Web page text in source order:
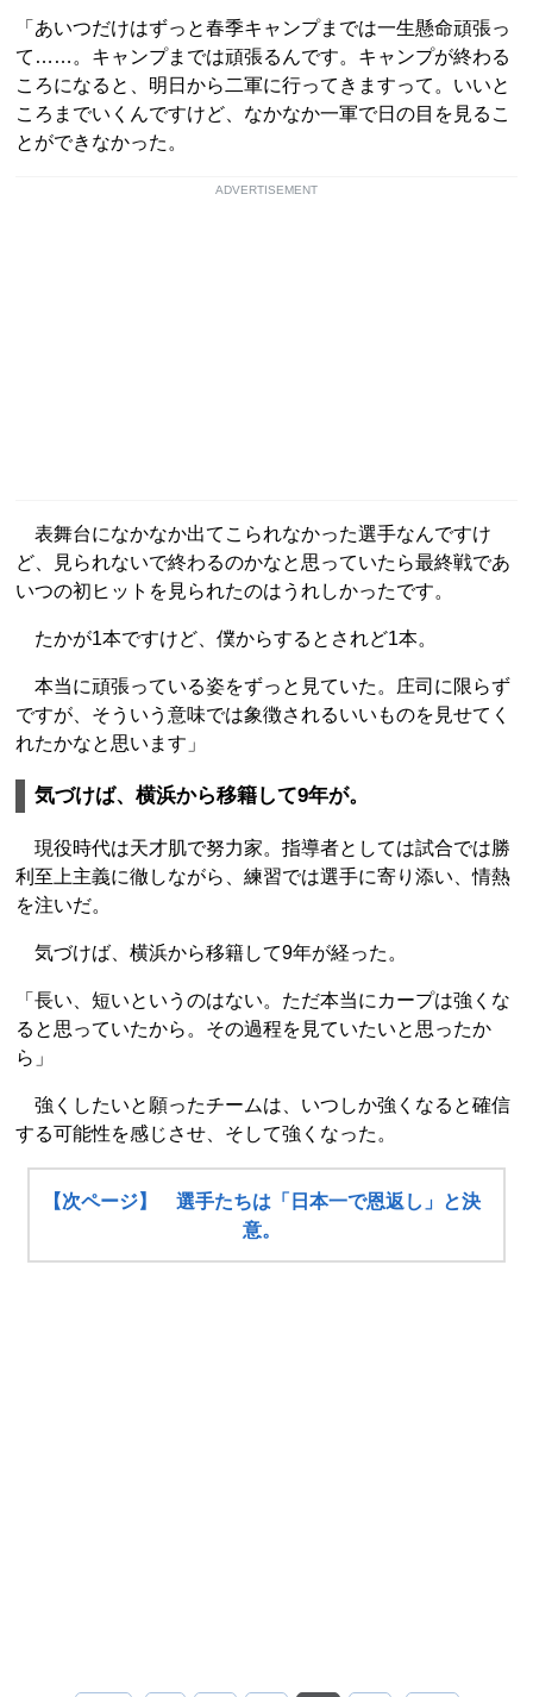
「あいつだけはずっと春季キャンプまでは一生懸命頑張っ
て……。キャンプまでは頑張るんです。キャンプが終わる
ころになると、明日から二軍に行ってきますって。いいと
ころまでいくんですけど、なかなか一軍で日の目を見るこ
とができなかった。
ADVERTISEMENT
表舞台になかなか出てこられなかった選手なんですけ
ど、見られないで終わるのかなと思っていたら最終戦であ
いつの初ヒットを見られたのはうれしかったです。
たかが1本ですけど、僕からするとされど1本。
本当に頑張っている姿をずっと見ていた。庄司に限らず
ですが、そういう意味では象徴されるいいものを見せてく
れたかなと思います」
気づけば、横浜から移籍して9年が。
現役時代は天才肌で努力家。指導者としては試合では勝
利至上主義に徹しながら、練習では選手に寄り添い、情熱
を注いだ。
気づけば、横浜から移籍して9年が経った。
「長い、短いというのはない。ただ本当にカープは強くな
ると思っていたから。その過程を見ていたいと思ったか
ら」
強くしたいと願ったチームは、いつしか強くなると確信
する可能性を感じさせ、そして強くなった。
【次ページ】 選手たちは「日本一で恩返し」と決
意。